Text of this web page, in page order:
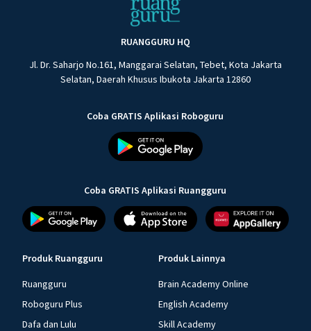
RUANGGURU HQ
Jl. Dr. Saharjo No.161, Manggarai Selatan, Tebet, Kota Jakarta
Selatan, Daerah Khusus Ibukota Jakarta 12860
Coba GRATIS Aplikasi Roboguru
Coba GRATIS Aplikasi Ruangguru
Produk Ruangguru
Ruangguru
Roboguru Plus
Dafa dan Lulu
Produk Lainnya
Brain Academy Online
English Academy
Skill Academy